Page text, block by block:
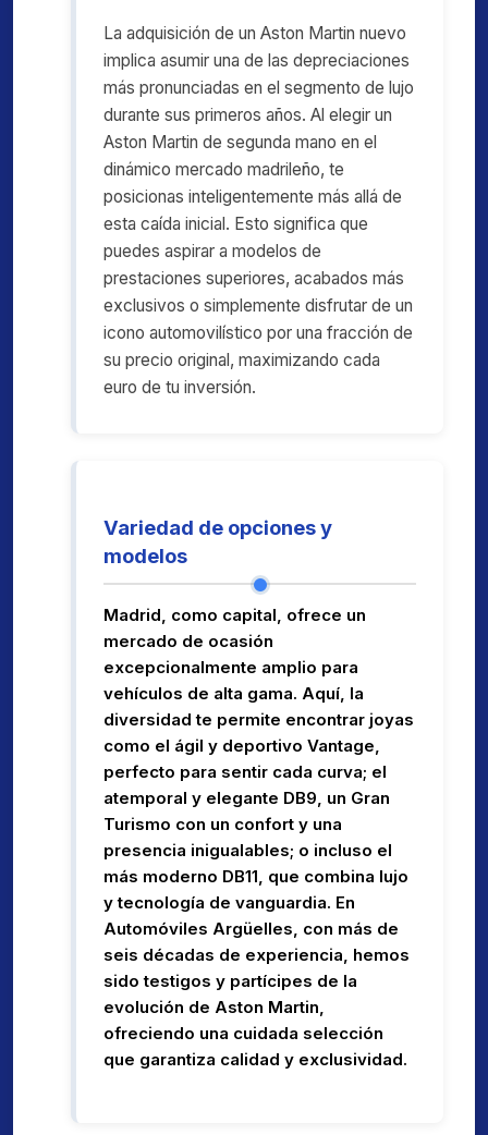
La adquisición de un Aston Martin nuevo
implica asumir una de las depreciaciones
más pronunciadas en el segmento de lujo
durante sus primeros años. Al elegir un
Aston Martin de segunda mano en el
dinámico mercado madrileño, te
posicionas inteligentemente más allá de
esta caída inicial. Esto significa que
puedes aspirar a modelos de
prestaciones superiores, acabados más
exclusivos o simplemente disfrutar de un
icono automovilístico por una fracción de
su precio original, maximizando cada
euro de tu inversión.
Variedad de opciones y
modelos
Madrid, como capital, ofrece un
mercado de ocasión
excepcionalmente amplio para
vehículos de alta gama. Aquí, la
diversidad te permite encontrar joyas
como el ágil y deportivo Vantage,
perfecto para sentir cada curva; el
atemporal y elegante DB9, un Gran
Turismo con un confort y una
presencia inigualables; o incluso el
más moderno DB11, que combina lujo
y tecnología de vanguardia. En
Automóviles Argüelles, con más de
seis décadas de experiencia, hemos
sido testigos y partícipes de la
evolución de Aston Martin,
ofreciendo una cuidada selección
que garantiza calidad y exclusividad.